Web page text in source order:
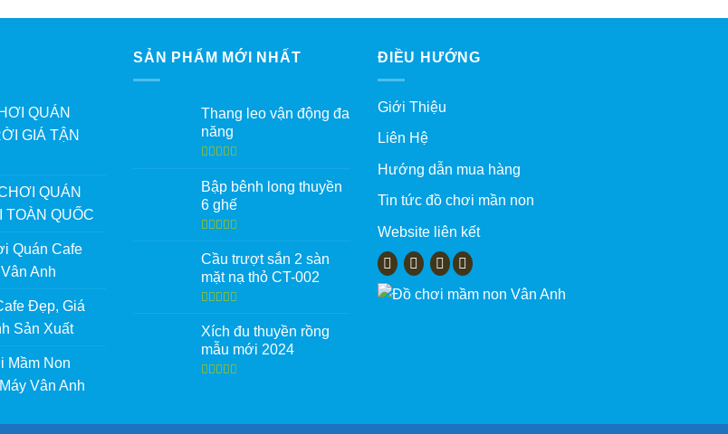
QUÁN
GIÁ TẬN
QUÁN
TOÀN QUỐC
Quán Cafe
Anh
Đẹp, Giá
Sản Xuất
Mầm Non
Vân Anh
SẢN PHẨM MỚI NHẤT
Thang leo vận động đa
năng
hạng 5.005
sao
Bập bênh long thuyền
6 ghế
hạng 5.005
sao
Cầu trượt sắn 2 sàn
mặt nạ thỏ CT-002
hạng5.00 5
sao
Xích đu thuyền rồng
mẫu mới 2024
ĐIỀU HƯỚNG
Giới Thiệu
Liên Hệ
Hướng dẫn mua hàng
Tin tức đồ chơi mần non
Website liên kết